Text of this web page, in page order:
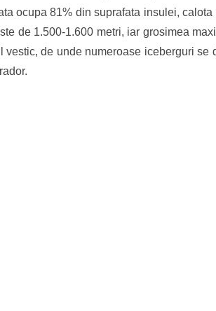
ocupa 81% din suprafata insulei, calota
de 1.500-1.600 metri, iar grosimea
de unde numeroase iceberguri se